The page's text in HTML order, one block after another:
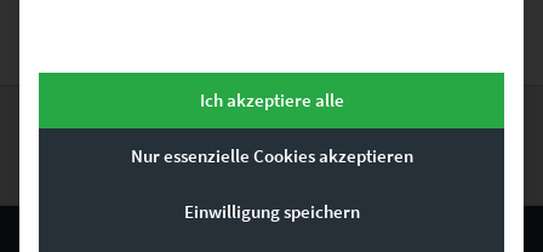
Ich akzeptiere alle
Nur essenzielle Cookies akzeptieren
Einwilligung speichern